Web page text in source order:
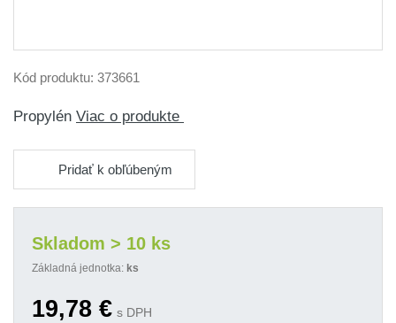
Kód produktu: 373661
Propylén Viac o produkte
Pridať k obľúbeným
Skladom > 10 ks
Základná jednotka: ks
19,78 € s DPH